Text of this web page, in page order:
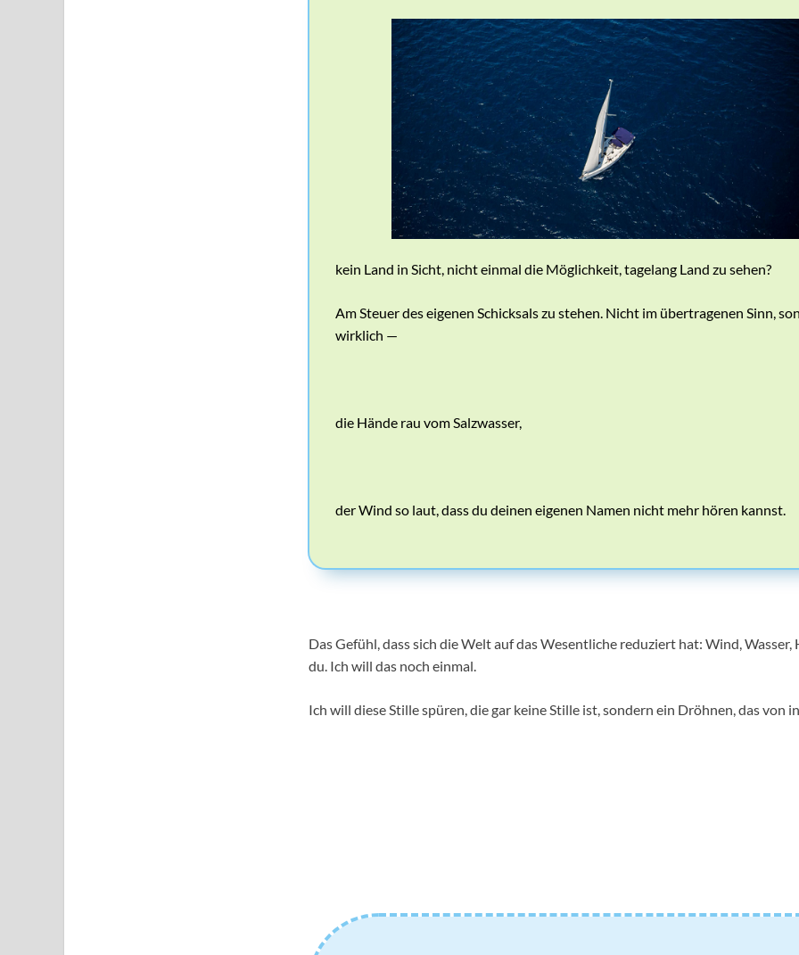
kein Land in Sicht, nicht einmal die Möglichkeit, tagelang Land zu sehen?
Am Steuer des eigenen Schicksals zu stehen. Nicht im übertragenen Sinn,
wirklich —
die Hände rau vom Salzwasser,
der Wind so laut, dass du deinen eigenen Namen nicht mehr hören kannst.
Das Gefühl, dass sich die Welt auf das Wesentliche reduziert hat: Wind,
du. Ich will das noch einmal.
Ich will diese Stille spüren, die gar keine Stille ist, sondern ein Dröhnen, das von